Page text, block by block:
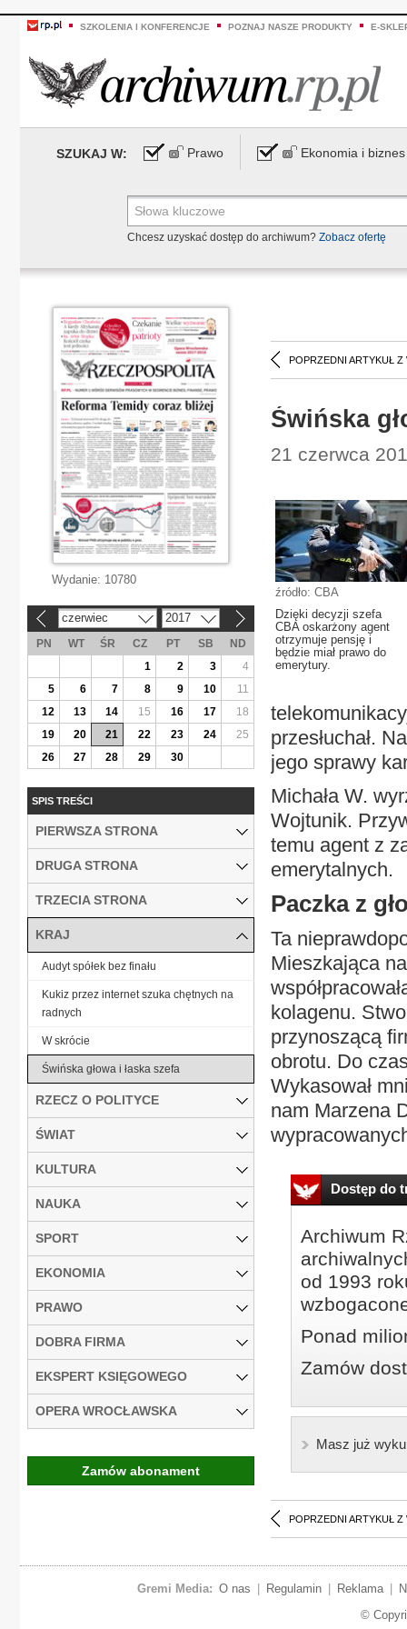
SZKOLENIA I KONFERENCJE POZNAJ NASZE PRODUKTY E-
SZUKAJ W: Prawo Ekonomia i biznes
Chcesz uzyskać dostęp do archiwum? Zobacz ofertę
POPRZEDNI ARTYKUŁ Z
Świńska
21 czerwca
źródło: CBA
Dzięki decyzji szefa
CBA oskarżony agent
otrzymuje pensję i
będzie miał prawo do
emerytury.
przesłuchał.
jego sprawy
Michała W.
Wojtunik.
temu agent z
emerytalnych.
Paczka z
Ta
Mieszkająca
kolagenu.
przynoszącą
obrotu. Do
Wykasował
nam Marzena
Dostęp do
Archiwum
od 1993
Ponad
Zamów
Masz już
POPRZEDNI ARTYKUŁ Z
Wydanie: 10780
czerwiec 2017
PN WT ŚR CZ PT SB
ND
1
2 3
4
5
6 7 8 9 10
11
12
13 14 15 16 17
18
19
20 21 22 23 24
25
26
27 28 29 30
SPIS TREŚCI
PIERWSZA STRONA
DRUGA STRONA
TRZECIA STRONA
KRAJ
Audyt spółek bez finału
Kukiz przez internet szuka chętnych na
radnych
W skrócie
Świńska głowa i łaska szefa
RZECZ O POLITYCE
ŚWIAT
KULTURA
NAUKA
SPORT
EKONOMIA
PRAWO
DOBRA FIRMA
EKSPERT KSIĘGOWEGO
OPERA WROCŁAWSKA
Zamów abonament
Gremi Media: O nas Regulamin Reklama
©